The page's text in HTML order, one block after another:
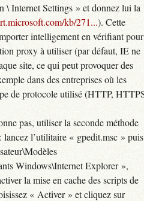
\ Internet Settings » et donnez lui la
kb/271...). Cette
intelligement en vérifiant pour
proxy à utiliser (par défaut, IE ne
site, ce qui peut provoquer des
dans des entreprises où les
de protocole utilisé (HTTP,
pas, utiliser la seconde méthode
l’utilitaire « gpedit.msc » puis
Windows\Internet Explorer »,
la mise en cache des scripts de
« Activer » et cliquez sur